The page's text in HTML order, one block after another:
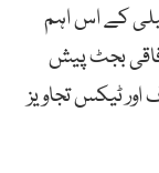
کے اس اہم
مالی سال 27-2026 کا وفاقی بجٹ پیش
ٹیکس تجاویز